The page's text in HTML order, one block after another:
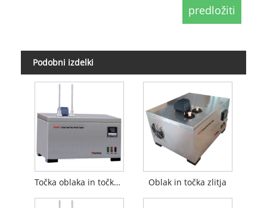
Podobni izdelki
Točka oblaka in točka tečenja Oblak in točka zlitja